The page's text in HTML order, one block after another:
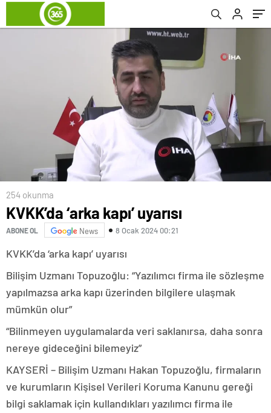
254 okunma
KVKK’da ‘arka kapı’ uyarısı
ABONE OL News 8 Ocak 2024 00:21
KVKK’da ‘arka kapı’ uyarısı
Bilişim Uzmanı Topuzoğlu: “Yazılımcı firma ile sözleşme
yapılmazsa arka kapı üzerinden bilgilere ulaşmak
mümkün olur”
“Bilinmeyen uygulamalarda veri saklanırsa, daha sonra
nereye gideceğini bilemeyiz”
KAYSERİ – Bilişim Uzmanı Hakan Topuzoğlu, firmaların
ve kurumların Kişisel Verileri Koruma Kanunu gereği
bilgi saklamak için kullandıkları yazılımcı firma ile